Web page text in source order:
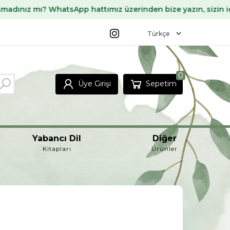
hattımız üzerinden bize yazın, sizin için temin
Üye Girişi Sepetim
0
Yabancı Dil
Kitapları
Diğer
Ürünler